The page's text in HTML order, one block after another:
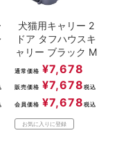
犬猫用キャリー 2
ドア タフハウスキ
ャリー ブラック M
通常価格 ¥7,678
販売価格 ¥7,678 税込
会員価格 ¥7,678 税込
お気に入りに登録